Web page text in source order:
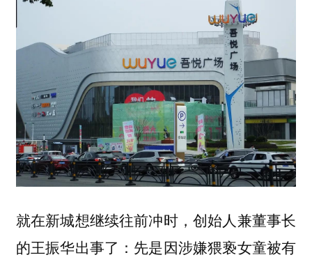
就在新城想继续往前冲时，创始人兼董事长
的王振华出事了：先是因涉嫌猥亵女童被有